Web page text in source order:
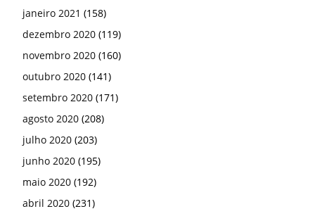
janeiro 2021 (158)
dezembro 2020 (119)
novembro 2020 (160)
outubro 2020 (141)
setembro 2020 (171)
agosto 2020 (208)
julho 2020 (203)
junho 2020 (195)
maio 2020 (192)
abril 2020 (231)